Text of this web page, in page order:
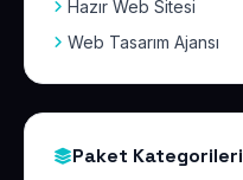
Hazır Web Sitesi
Web Tasarım Ajansı
Paket Kategorileri